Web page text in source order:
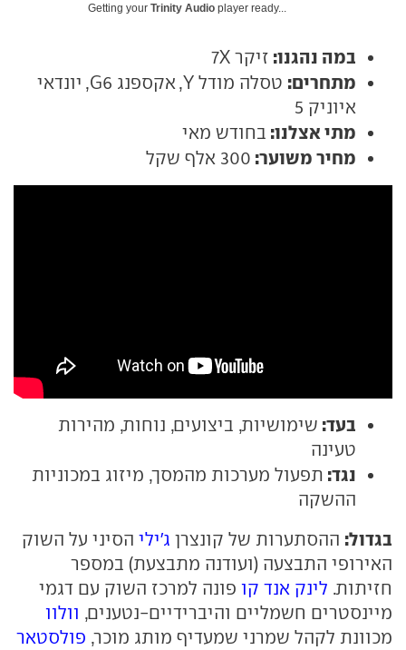
Getting your Trinity Audio player ready...
במה נהגנו: זיקר 7X
מתחרים:
טסלה מודל Y, אקספנג G6, יונדאי
איוניק 5
מתי אצלנו: בחודש מאי
מחיר משוער: 300 אלף שקל
בעד: שימושיות, ביצועים, נוחות, מהירות
טעינה
נגד: תפעול מערכות מהמסך, מיזוג במכוניות
ההשקה
בגדול: ההסתערות של קונצרן ג'ילי הסיני על השוק
האירופי התבצעה (ועודנה מתבצעת) במספר
חזיתות. לינק אנד קו פונה למרכז השוק עם דגמי
מיינסטרים חשמליים והיברידיים-נטענים, וולוו
מכוונת לקהל שמרני שמעדיף מותג מוכר, פולסטאר